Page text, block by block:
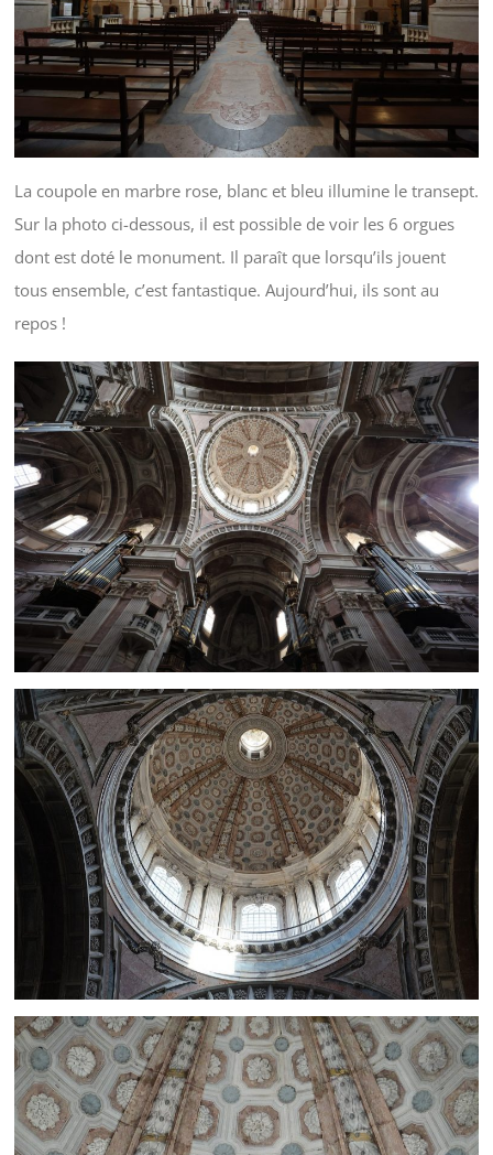
La coupole en marbre rose, blanc et bleu illumine le transept.
Sur la photo ci-dessous, il est possible de voir les 6 orgues
dont est doté le monument. Il paraît que lorsqu’ils jouent
tous ensemble, c’est fantastique. Aujourd’hui, ils sont au
repos !